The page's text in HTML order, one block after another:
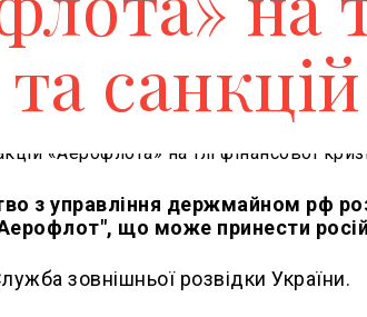
санкцій
з управління держмайном рф
"Аерофлот", що може принести
зовнішньої розвідки України.